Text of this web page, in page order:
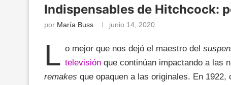
Indispensables de Hitchcock:
por María Buss junio 14, 2020
L o mejor que nos dejó el maestro del
televisión que continúan impactando a las
remakes que opaquen a las originales. En